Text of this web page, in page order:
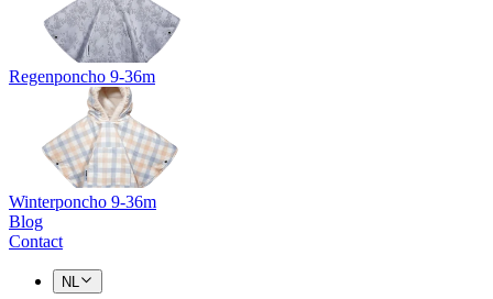
Regenponcho 9-36m
Winterponcho 9-36m
Blog
Contact
NL